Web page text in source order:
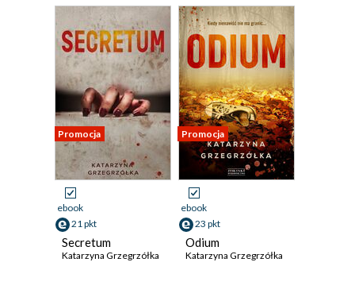
Promocja
ebook
21 pkt
Secretum
Katarzyna Grzegrzółka
Promocja
ebook
23 pkt
Odium
Katarzyna Grzegrzółka